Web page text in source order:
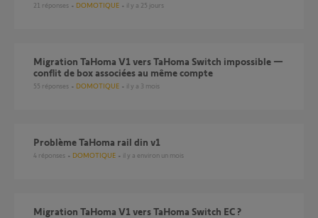
21 réponses DOMOTIQUE il y a 25 jours
Migration TaHoma V1 vers TaHoma Switch impossible —
conflit de box associées au même compte
55 réponses DOMOTIQUE il y a 3 mois
Problème TaHoma rail din v1
4 réponses DOMOTIQUE il y a environ un mois
Migration TaHoma V1 vers TaHoma Switch EC ?